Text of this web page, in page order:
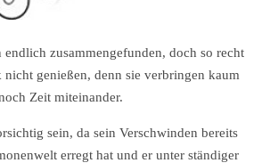
zusammengefunden, doch so recht
genießen, denn sie verbringen kaum
Zeit miteinander.
sein, da sein Verschwinden bereits
erregt hat und er unter ständiger